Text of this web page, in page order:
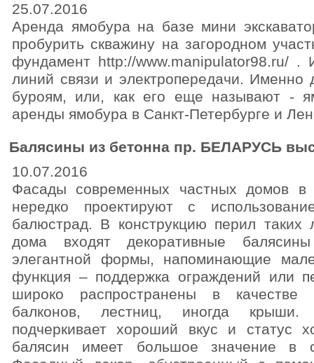
25.07.2016
Аренда ямобура на базе мини
пробурить скважину на загородном
фундамент http://www.manipulator98.ru/ .
линий связи и электропередачи. Именно
буроям, или, как его еще называют -
аренды ямобура в Санкт-Петербурге и
Балясины из бетонна пр. БЕЛАРУСЬ
10.07.2016
Фасады современных частных домов в
нередко проектируют с
балюстрад. В конструкцию перил таких
дома входят декоративные
элегантной формы, напоминающие
функция – поддержка ограждений или
широко распространены в качестве
балконов, лестниц, иногда крыши.
подчеркивает хороший вкус и статус
балясин имеет большое значение в